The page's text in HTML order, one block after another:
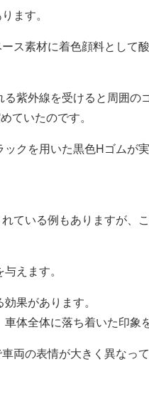
ます。
ス素材に着色顔料として
紫外線を受けると周囲の
ていたのです。
クを用いた黒色Hゴムが
ている例もありますが、
えます。
果があります。
体全体に落ち着いた印象
両の表情が大きく異なっ